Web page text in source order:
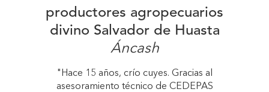
productores agropecuarios
divino Salvador de Huasta
Áncash
"Hace 15 años, crío cuyes. Gracias al
asesoramiento técnico de CEDEPAS